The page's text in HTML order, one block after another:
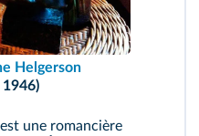
Helgerson
une romancière